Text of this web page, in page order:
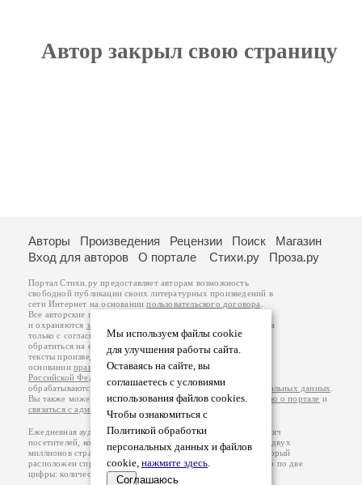
Автор закрыл свою страницу
Мы используем файлы cookie
для улучшения работы сайта.
Оставаясь на сайте, вы
соглашаетесь с условиями
использования файлов cookies.
Чтобы ознакомиться с
Политикой обработки
персональных данных и файлов
cookie, нажмите здесь.
Соглашаюсь
Авторы Произведения Рецензии Поиск
Магазин
Вход для авторов
О портале Стихи.ру Проза.ру
Портал Стихи.ру предоставляет авторам возможность
свободной публикации своих литературных произведений в
сети Интернет на основаниипользовательского договора
Все авторские права на произведения принадлежат авторам
и охраняются законом
. Перепечатка произведений возможна
только с согласия его автора, к которому вы можете
обратиться на его авторской странице. Ответственность за
тексты произведений авторы несут самостоятельно на
основанииправил публикацииизаконодательства
Российской Федерации
обрабатываются на основанииПолитики обработки персональных данных
Вы также можете посмотреть более подробнуюинформацию о портале и
связаться с администрацией
Ежедневная аудитория портала Стихи.ру – порядка 200 тысяч
посетителей, которые в общей сумме просматривают более двух
миллионов страниц по данным счетчика посещаемости, который
расположен справа от этого текста. В каждой графе указано по две
цифры: количество просмотров и количество посетителей.